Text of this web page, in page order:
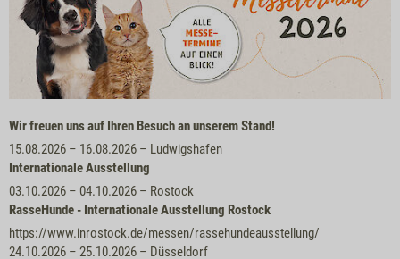
Wir freuen uns auf Ihren Besuch an unserem Stand!
15.08.2026 – 16.08.2026 – Ludwigshafen
Internationale Ausstellung
03.10.2026 – 04.10.2026 – Rostock
RasseHunde - Internationale Ausstellung Rostock
https://www.inrostock.de/messen/rassehundeausstellung/
24.10.2026 – 25.10.2026 – Düsseldorf